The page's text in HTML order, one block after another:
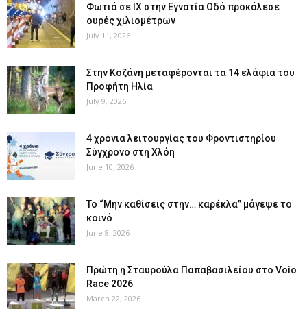
Φωτιά σε ΙΧ στην Εγνατία Οδό προκάλεσε
ουρές χιλιομέτρων
July 11, 2026
Στην Κοζάνη μεταφέρονται τα 14 ελάφια του
Προφήτη Ηλία
July 9, 2026
4 χρόνια λειτουργίας του Φροντιστηρίου
Σύγχρονο στη Χλόη
June 10, 2026
Το “Μην καθίσεις στην… καρέκλα” μάγεψε το
κοινό
June 8, 2026
Πρώτη η Σταυρούλα Παπαβασιλείου στο Voio
Race 2026
March 22, 2026